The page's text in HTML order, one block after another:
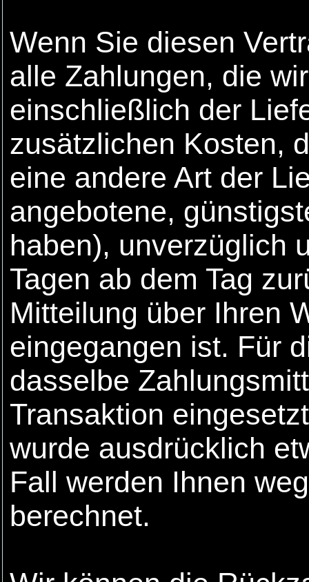
Wenn Sie diesen
alle Zahlungen, die
einschließlich der
zusätzlichen Kosten,
eine andere Art der
angebotene,
haben), unverzüglich
Tagen ab dem Tag
Mitteilung über Ihren
eingegangen ist. Für
dasselbe
Transaktion
wurde ausdrücklich
Fall werden Ihnen
berechnet.